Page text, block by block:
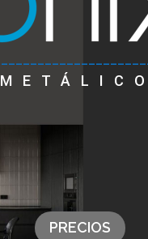
METÁLICO
PRECIOS